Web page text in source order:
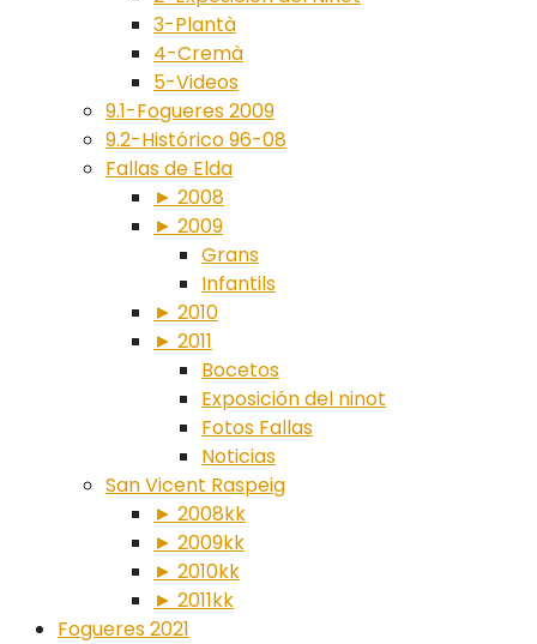
3-Plantà
4-Cremà
5-Videos
9.1-Fogueres 2009
9.2-Histórico 96-08
Fallas de Elda
► 2008
► 2009
Grans
Infantils
► 2010
► 2011
Bocetos
Exposición del ninot
Fotos Fallas
Noticias
San Vicent Raspeig
► 2008kk
► 2009kk
► 2010kk
► 2011kk
Fogueres 2021